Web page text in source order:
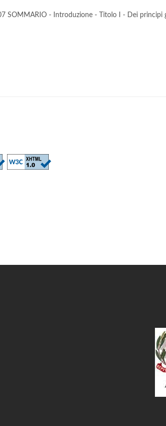
SOMMARIO - Introduzione - Titolo I - Dei principi